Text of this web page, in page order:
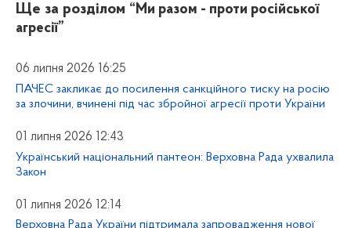
Ще за розділом “Ми разом - проти російської
агресії”
06 липня 2026 16:25
ПАЧЕС закликає до посилення санкційного тиску на росію
за злочини, вчинені під час збройної агресії проти України
01 липня 2026 12:43
Український національний пантеон: Верховна Рада ухвалила
Закон
01 липня 2026 12:14
Верховна Рада України підтримала запровадження нової